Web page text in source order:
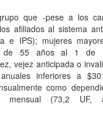
que -pese a los
afiliados al sistema
e IPS); mujeres
de 55 años al 1 de
vejez anticipada o
inferiores a
como
mensual (73,2 UF,